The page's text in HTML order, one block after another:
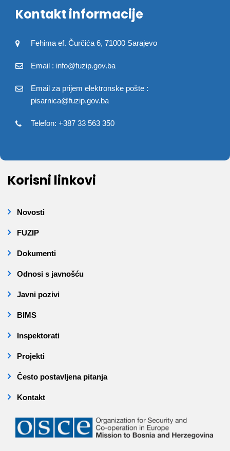
Kontakt informacije
Fehima ef. Čurčića 6, 71000 Sarajevo
Email : info@fuzip.gov.ba
Email za prijem elektronske pošte :
pisarnica@fuzip.gov.ba
Telefon: +387 33 563 350
Korisni linkovi
Novosti
FUZIP
Dokumenti
Odnosi s javnošću
Javni pozivi
BIMS
Inspektorati
Projekti
Često postavljena pitanja
Kontakt